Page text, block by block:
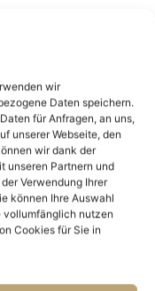
wir
Daten speichern.
für Anfragen, an uns,
unserer Webseite, den
wir dank der
unseren Partnern und
Verwendung Ihrer
können Ihre Auswahl
vollumfänglich nutzen
Cookies für Sie in
m²
Erdwärme